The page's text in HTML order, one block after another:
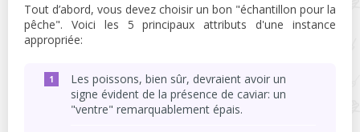
Tout d’abord, vous devez choisir un bon "échantillon pour la
pêche". Voici les 5 principaux attributs d'une instance
appropriée:
Les poissons, bien sûr, devraient avoir un
signe évident de la présence de caviar: un
"ventre" remarquablement épais.